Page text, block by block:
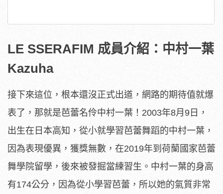
LE SSERAFIM 成員介紹：中村一葉
Kazuha
接下來這位，根本還沒正式出道，網路的期待值就爆
表了，那就是芭蕾名伶中村一葉！2003年8月9日，
出生在日本高知，從小就學習芭蕾舞蹈的中村一葉，
因為表現優異，獲獎無數，在2019年到荷蘭國家芭蕾
舞學院留學，後來被發掘當練習生。中村一葉的身高
有174公分，因為從小學習芭蕾，所以她的氣質非常